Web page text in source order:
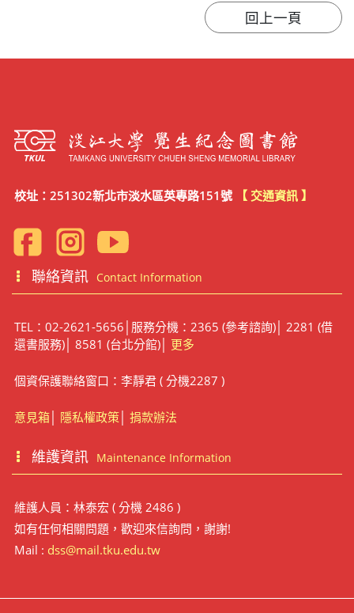
校址：251302新北市淡水區英專路151號 【 交通資訊 】
聯絡資訊 Contact Information
TEL：02-2621-5656│服務分機：2365 (參考諮詢)│ 2281 (借
還書服務)│ 8581 (台北分館)│ 更多
個資保護聯絡窗口：李靜君 ( 分機2287 )
意見箱│ 隱私權政策│ 捐款辦法
維護資訊 Maintenance Information
維護人員：林泰宏 ( 分機 2486 )
如有任何相關問題，歡迎來信詢問，謝謝!
Mail : dss@mail.tku.edu.tw